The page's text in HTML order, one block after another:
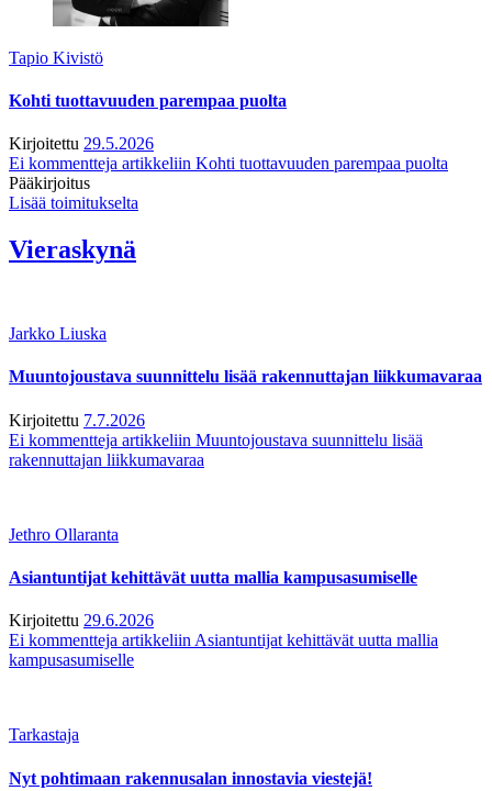
Tapio Kivistö
Kohti tuottavuuden parempaa puolta
Kirjoitettu 29.5.2026
Ei kommentteja artikkeliin Kohti tuottavuuden parempaa puolta
Pääkirjoitus
Lisää toimitukselta
Vieraskynä
Jarkko Liuska
Muuntojoustava suunnittelu lisää rakennuttajan liikkumavaraa
Kirjoitettu 7.7.2026
Ei kommentteja artikkeliin Muuntojoustava suunnittelu lisää
rakennuttajan liikkumavaraa
Jethro Ollaranta
Asiantuntijat kehittävät uutta mallia kampusasumiselle
Kirjoitettu 29.6.2026
Ei kommentteja artikkeliin Asiantuntijat kehittävät uutta mallia
kampusasumiselle
Tarkastaja
Nyt pohtimaan rakennusalan innostavia viestejä!